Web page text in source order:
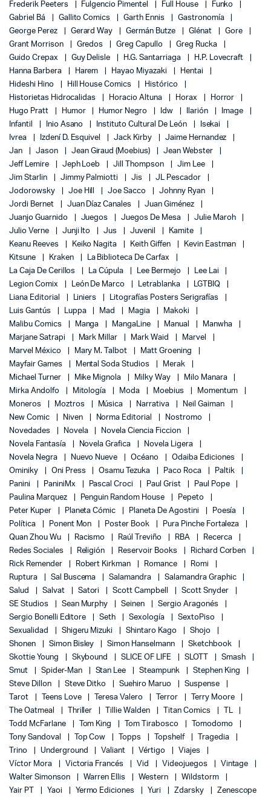
Frederik Peeters
Fulgencio Pimentel Full House
Funko
Gabriel Bá
Gallito Comics Garth Ennis
Gastronomía
George Perez
Gerard Way Germán Butze Glénat
Gore
Grant Morrison
Gredos Greg Capullo
Greg Rucka
Guido Crepax
Guy Delisle H.G. Santarriaga
H.P. Lovecraft
Hanna Barbera
Harem Hayao Miyazaki
Hentai
Hideshi Hino
Hill House Comics
Histórico
Historietas Hidrocalidas
Horacio Altuna Horax
Horror
Hugo Pratt
Humor Humor Negro Idw Ilarión
Image
Infantil
Inio Asano Instituto Cultural De León
Isekai
Ivrea
Izdení D. Esquivel Jack Kirby
Jaime Hernandez
Jan
Jason Jean Giraud (Moebius)
Jean Webster
Jeff Lemire
Jeph Loeb Jill Thompson
Jim Lee
Jim Starlin
Jimmy Palmiotti Jis
JL Pescador
Jodorowsky
Joe Hill Joe Sacco
Johnny Ryan
Jordi Bernet
Juan Díaz Canales
Juan Giménez
Juanjo Guarnido
Juegos Juegos De Mesa
Julie Maroh
Julio Verne
Junji Ito Jus Juvenil
Kamite
Keanu Reeves
Keiko Nagita Keith Giffen
Kevin Eastman
Kitsune
Kraken
La Biblioteca De Carfax
La Caja De Cerillos
La Cúpula Lee Bermejo
Lee Lai
Legion Comix
León De Marco Letrablanka
LGTBIQ
Liana Editorial
Liniers
Litografías Posters Serigrafías
Luis Gantús
Luppa Mad Magia
Makoki
Malibu Comics
Manga MangaLine Manual
Manwha
Marjane Satrapi
Mark Millar Mark Waid
Marvel
Marvel México
Mary M. Talbot
Matt Groening
Mayfair Games
Mental Soda Studios
Merak
Michael Turner
Mike Mignola Milky Way
Milo Manara
Mirka Andolfo
Mitología Moda Moebius
Momentum
Moneros
Moztros Música Narrativa
Neil Gaiman
New Comic
Niven Norma Editorial
Nostromo
Novedades
Novela
Novela Ciencia Ficcion
Novela Fantasía
Novela Grafica
Novela Ligera
Novela Negra
Nuevo Nueve Océano
Odaiba Ediciones
Ominiky
Oni Press Osamu Tezuka Paco Roca
Paltik
Panini
PaniniMx Pascal Croci Paul Grist
Paul Pope
Paulina Marquez
Penguin Random House
Pepeto
Peter Kuper
Planeta Cómic Planeta De Agostini
Poesía
Política
Ponent Mon Poster Book
Pura Pinche Fortaleza
Quan Zhou Wu
Racismo Raúl Treviño RBA
Recerca
Redes Sociales
Religión Reservoir Books
Richard Corben
Rick Remender
Robert Kirkman Romance
Romi
Ruptura
Sal Buscema Salamandra
Salamandra Graphic
Salud
Salvat Satori Scott Campbell
Scott Snyder
SE Studios
Sean Murphy Seinen
Sergio Aragonés
Sergio Bonelli Editore
Seth Sexología
SextoPiso
Sexualidad
Shigeru Mizuki Shintaro Kago
Shojo
Shonen
Simon Bisley Simon Hanselmann
Sketchbook
Skottie Young
Skybound SLICE OF LIFE SLOTT
Smash
Smut
Spider-Man Stan Lee Steampunk
Stephen King
Steve Dillon
Steve Ditko Suehiro Maruo
Suspense
Tarot
Teens Love Teresa Valero Terror
Terry Moore
The Oatmeal
Thriller Tillie Walden Titan Comics
TL
Todd McFarlane
Tom King Tom Tirabosco
Tomodomo
Tony Sandoval
Top Cow Topps Topshelf
Tragedia
Trino
Underground Valiant Vértigo
Viajes
Víctor Mora
Victoria Francés Vid Videojuegos
Vintage
Walter Simonson
Warren Ellis Western
Wildstorm
Yair PT
Yaoi Yermo Ediciones Yuri Zdarsky Zenescope